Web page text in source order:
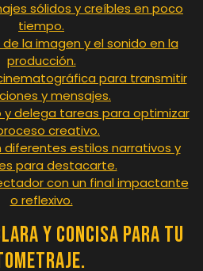
sólidos y creíbles en poco
tiempo.
la imagen y el sonido en la
producción.
para transmitir
y mensajes.
y delega tareas para optimizar
creativo.
diferentes estilos narrativos y
para destacarte.
con un final impactante
o reflexivo.
y concisa para tu